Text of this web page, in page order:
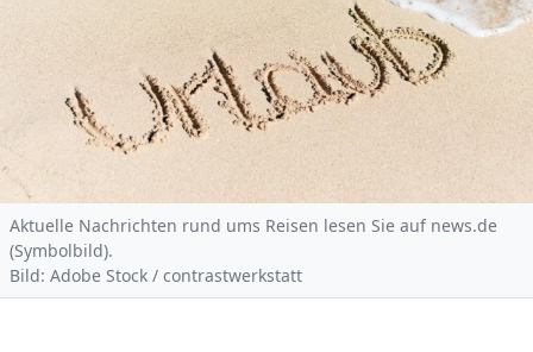
Aktuelle Nachrichten rund ums Reisen lesen Sie auf news.de
(Symbolbild).
Bild: Adobe Stock / contrastwerkstatt